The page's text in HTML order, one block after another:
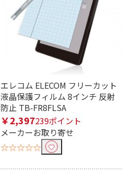
エレコム ELECOM フリーカット
液晶保護フィルム 8インチ 反射
防止 TB-FR8FLSA
￥2,397239ポイント
メーカーお取り寄せ
☆☆☆☆☆